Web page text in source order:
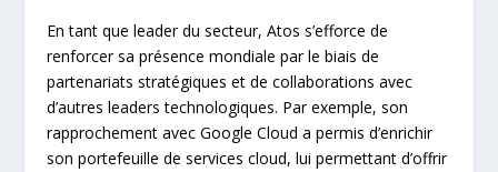
En tant que leader du secteur, Atos s’efforce de
renforcer sa présence mondiale par le biais de
partenariats stratégiques et de collaborations avec
d’autres leaders technologiques. Par exemple, son
rapprochement avec Google Cloud a permis d’enrichir
son portefeuille de services cloud, lui permettant d’offrir